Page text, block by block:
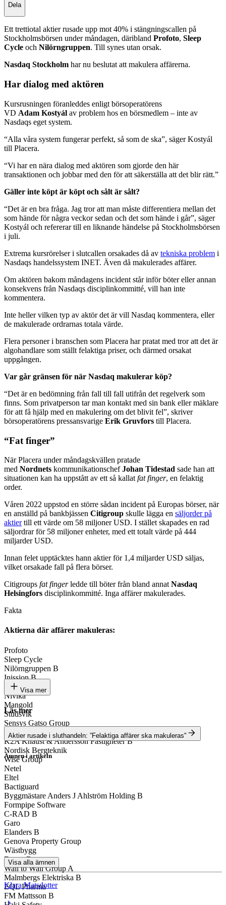
Dela
Ett trettiotal aktier rusade upp mot 40% i stängningscallen på
Stockholmsbörsen under måndagen, däribland Profoto, Sleep
Cycle och Nilörngruppen. Till synes utan orsak.
Nasdaq Stockholm har nu beslutat att makulera affärerna.
Har dialog med aktören
Kursrusningen föranleddes enligt börsoperatörens
VD Adam Kostyál av problem hos en börsmedlem – inte av
Nasdaqs eget system.
“Alla våra system fungerar perfekt, så som de ska”, säger Kostyál
till Placera.
“Vi har en nära dialog med aktören som gjorde den här
transaktionen och jobbar med den för att säkerställa att det blir rätt.”
Gäller inte köpt är köpt och sålt är sålt?
“Det är en bra fråga. Jag tror att man måste differentiera mellan det
som hände för några veckor sedan och det som hände i går”, säger
Kostyál och refererar till en liknande händelse på Stockholmsbörsen
i juli.
Extrema kursrörelser i slutcallen orsakades då av tekniska problem i
Nasdaqs handelssystem INET. Även då makulerades affärer.
Om aktören bakom måndagens incident står inför böter eller annan
konsekvens från Nasdaqs disciplinkommitté, vill han inte
kommentera.
Inte heller vilken typ av aktör det är vill Nasdaq kommentera, eller
de makulerade ordrarnas totala värde.
Flera personer i branschen som Placera har pratat med tror att det är
algohandlare som ställt felaktiga priser, och därmed orsakat
uppgången.
Var går gränsen för när Nasdaq makulerar köp?
“Det är en bedömning från fall till fall utifrån det regelverk som
finns. Som privatperson tar man kontakt med sin bank eller mäklare
för att få hjälp med en makulering om det blivit fel”, skriver
börsoperatörens pressansvarige Erik Gruvfors till Placera.
“Fat finger”
När Placera under måndagskvällen pratade
med Nordnets kommunikationschefJohan Tidestad sade han att
situationen kan ha uppstått av ett så kallat fat finger, en felaktig
order.
Våren 2022 uppstod en större sådan incident på Europas börser, när
en anställd på bankbjässen Citigroup skulle lägga en säljorder på
aktiertill ett värde om 58 miljoner USD. I stället skapades en rad
säljordrar för 58 miljoner enheter, med ett totalt värde på 444
miljarder USD.
Innan felet upptäcktes hann aktier för 1,4 miljarder USD säljas,
vilket orsakade fall på flera börser.
Citigroups fat fingerledde till böter från bland annat Nasdaq
Helsingfors disciplinkommitté. Inga affärer makulerades.
Fakta
Aktierna där affärer makuleras:
Profoto
Sleep Cycle
Nilörngruppen B
Inission B
Mendus
Nivika
Mangold
Studsvik
Sensys Gatso Group
Moment Group
K2A Knaust & Andersson Fastigheter B
Nordisk Bergteknik
Wise Group
Netel
Eltel
Bactiguard
Byggmästare Anders J Ahlström Holding B
Formpipe Software
C-RAD B
Garo
Elanders B
Genova Property Group
Wästbygg
Duroc B
Wall to Wall Group A
Malmbergs Elektriska B
EQL Pharma
FM Mattsson B
Visa mer
Läs mer
Aktier rusade i sluthandeln: ”Felaktiga affärer ska makuleras"
Ämnen i artikeln
Stockholmsbörsen
Profoto
Sleep Cycle
Nilörngruppen
Inission
Visa alla ämnen
Klara Matsdotter